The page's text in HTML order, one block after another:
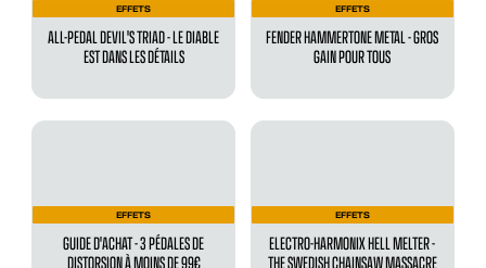
EFFETS
ALL-PEDAL DEVIL'S TRIAD - LE DIABLE
EST DANS LES DÉTAILS
EFFETS
FENDER HAMMERTONE METAL - GROS
GAIN POUR TOUS
EFFETS
GUIDE D'ACHAT - 3 PÉDALES DE
DISTORSION À MOINS DE 99€
EFFETS
ELECTRO-HARMONIX HELL MELTER -
THE SWEDISH CHAINSAW MASSACRE